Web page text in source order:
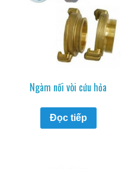
Ngàm nối vòi cứu hỏa
Đọc tiếp